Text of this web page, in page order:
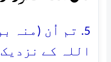
5. تم اُن (منہ
اللہ کے